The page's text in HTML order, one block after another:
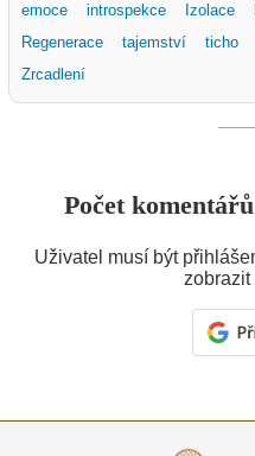
emoce introspekce Izolace
Regenerace
tajemství ticho
Zrcadlení
Počet
Uživatel musí být
zobrazit